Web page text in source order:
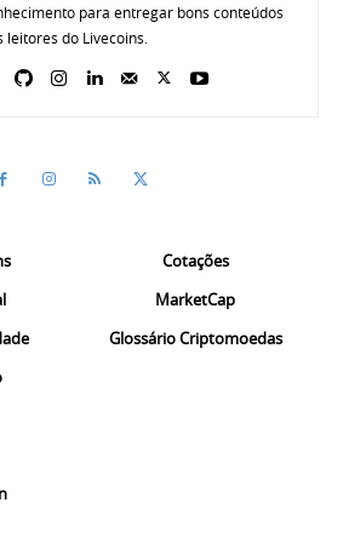
para entregar bons conteúdos
leitores do Livecoins.
Cotações
MarketCap
Glossário Criptomoedas